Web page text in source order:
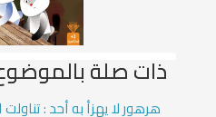
ذات صلة
هرهور لا يهزأ به أحد :